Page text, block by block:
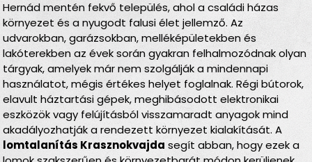
Hernád mentén fekvő település, ahol a családi házas
környezet és a nyugodt falusi élet jellemző. Az
udvarokban, garázsokban, melléképületekben és
lakóterekben az évek során gyakran felhalmozódnak olyan
tárgyak, amelyek már nem szolgálják a mindennapi
használatot, mégis értékes helyet foglalnak. Régi bútorok,
elavult háztartási gépek, meghibásodott elektronikai
eszközök vagy felújításból visszamaradt anyagok mind
akadályozhatják a rendezett környezet kialakítását. A
lomtalanítás Krasznokvajda segít abban, hogy ezek a